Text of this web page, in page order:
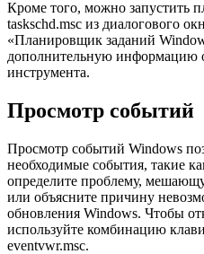
Кроме того, можно запустить
taskschd.msc из диалогового
«Планировщик заданий
дополнительную информацию
инструмента.
Просмотр событий
Просмотр событий Windows
необходимые события, такие
определите проблему,
или объясните причину
обновления Windows. Чтобы
используйте комбинацию
eventvwr.msc.